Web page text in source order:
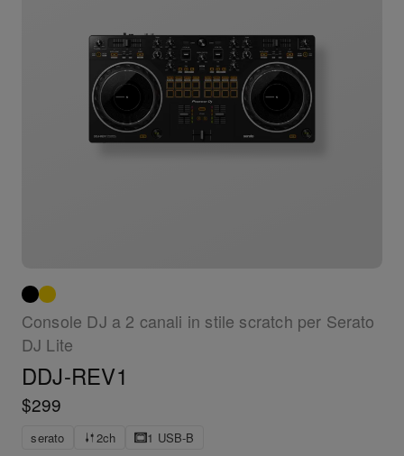
Console DJ a 2 canali in stile scratch per Serato
DJ Lite
DDJ-REV1
$299
serato 2ch 1 USB-B